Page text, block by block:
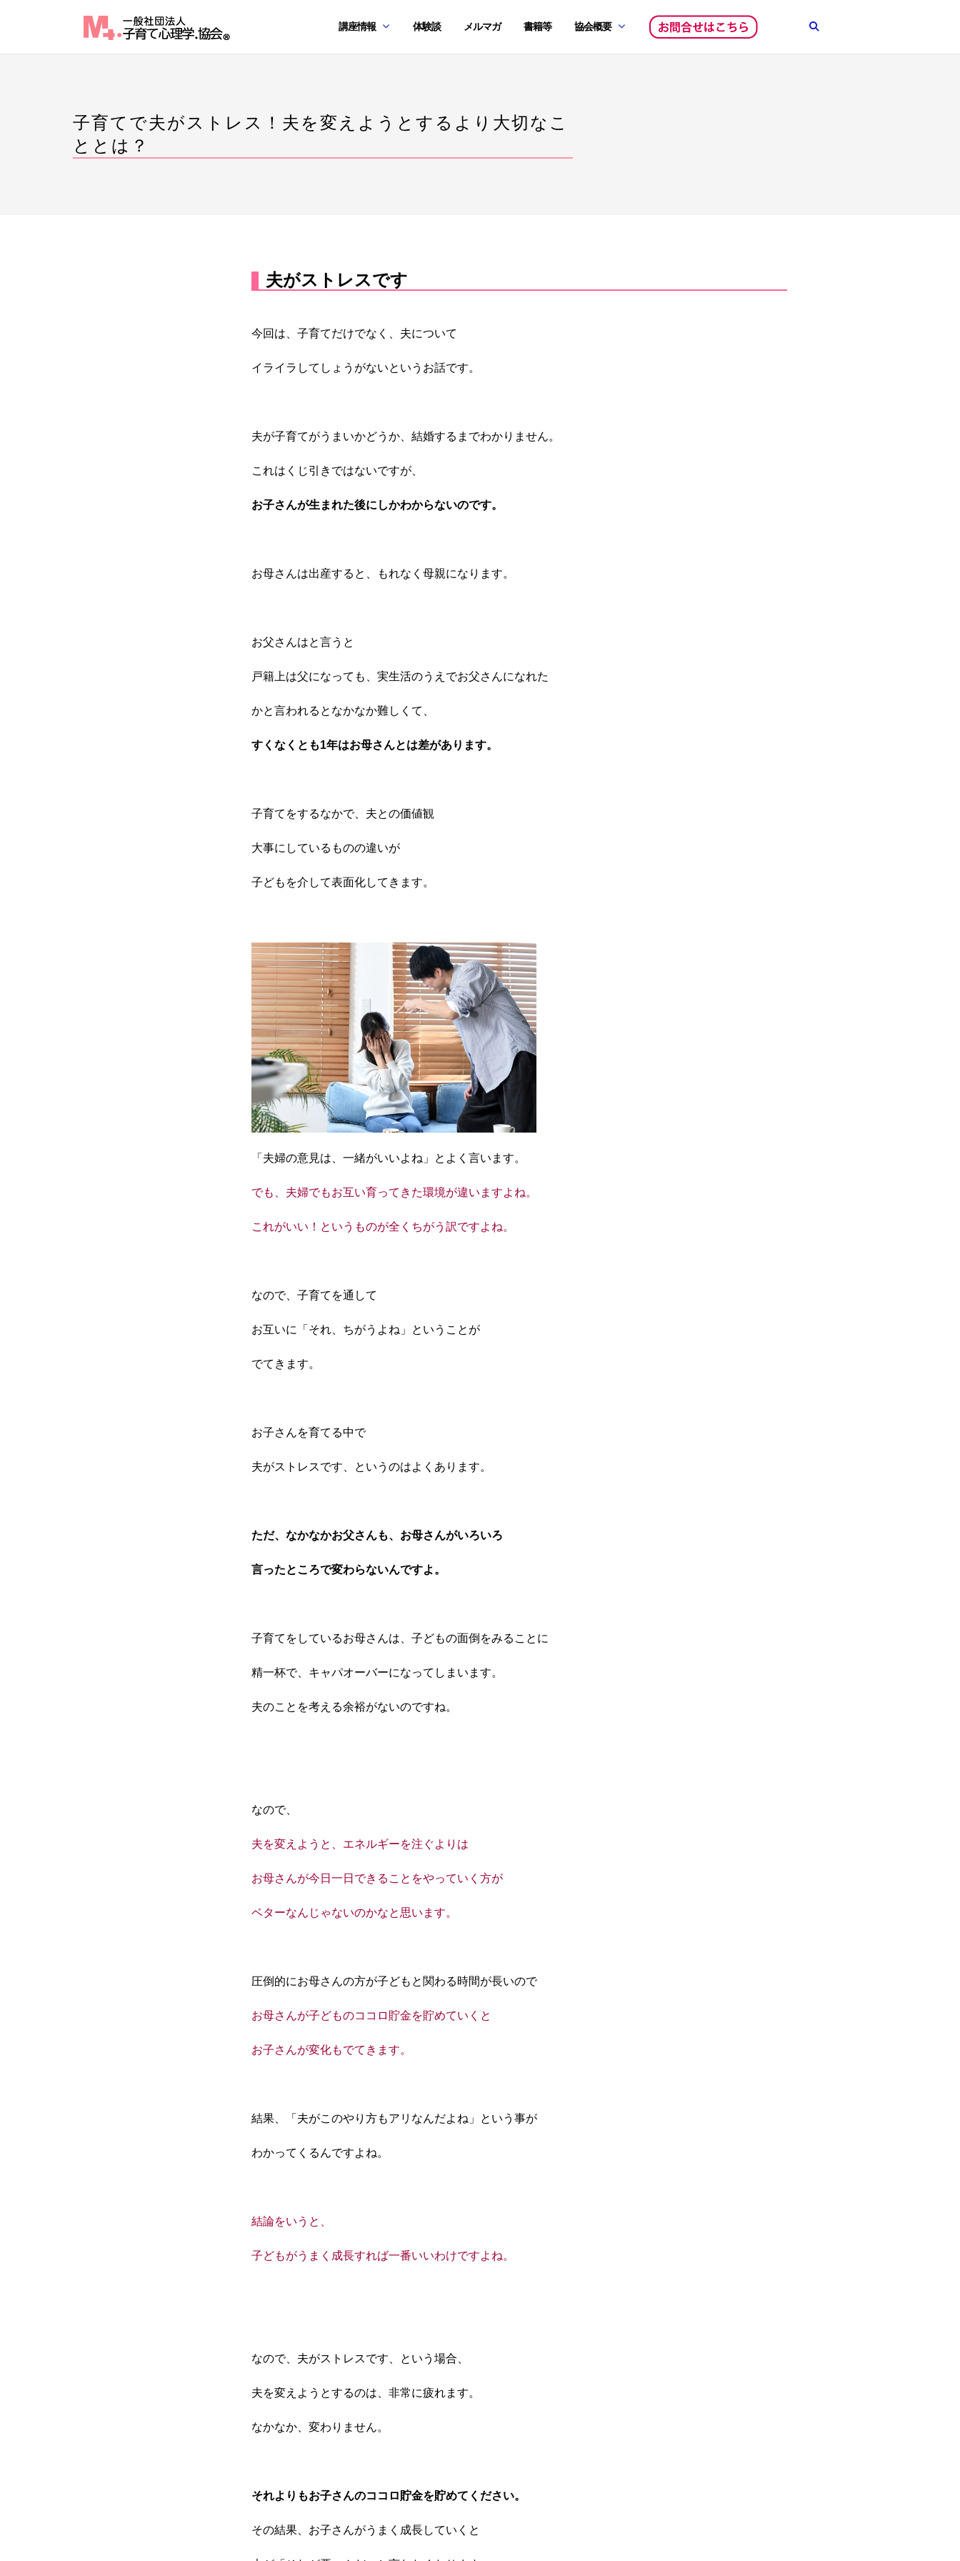
講座情報 体験談 メルマガ 書籍等 協会概要
子育てで夫がストレス！夫を変えようとするより大切なこ
ととは？
夫がストレスです
今回は、子育てだけでなく、夫について
イライラしてしょうがないというお話です。
夫が子育てがうまいかどうか、結婚するまでわかりません。
これはくじ引きではないですが、
お子さんが生まれた後にしかわからないのです。
お母さんは出産すると、もれなく母親になります。
お父さんはと言うと
戸籍上は父になっても、実生活のうえでお父さんになれた
かと言われると なかなか難しくて、
すくなくとも1年はお母さんとは差があります。
子育てをするなかで、夫との価値観
大事にしているものの違いが
子どもを介して表面化してきます。
「夫婦の意見は、一緒がいいよね」 とよく言います。
でも、夫婦でもお互い育ってきた環境が違いますよね。
これがいい！というものが全くちがう訳ですよね。
なので、子育てを通して
お互いに「それ、ちがうよね」ということが
でてきます。
お子さんを育てる中で
夫がストレスです、というのはよくあります。
ただ、なかなかお父さんも、お母さんがいろいろ
言ったところで変わらないんですよ。
子育てをしているお母さんは、子どもの面倒をみることに
精一杯で、キャパオーバーになってしまいます。
夫のことを考える余裕がないのですね。
なので、
夫を変えようと、エネルギーを注ぐよりは
お母さんが今日一日できることをやっていく方が
ベターなんじゃないのかなと思います。
圧倒的にお母さんの方が子どもと関わる時間が長いので
お母さんが子どものココロ貯金を貯めていくと
お子さんが変化もでてきます。
結果、「夫がこのやり方もアリなんだよね」という事が
わかってくるんですよね。
結論をいうと、
子どもがうまく成長すれば一番いいわけですよね。
なので、夫がストレスです、という場合、
夫を変えようとするのは、非常に疲れます。
なかなか、変わりません。
それよりもお子さんのココロ貯金を貯めてください。
その結果、お子さんがうまく成長していくと